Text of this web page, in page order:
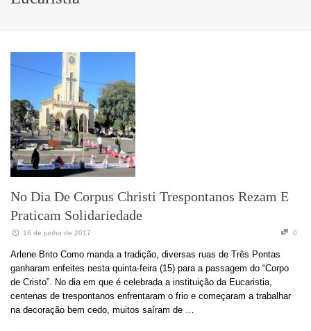
No Dia De Corpus Christi Trespontanos Rezam E
Praticam Solidariedade
16 de junho de 2017 0
Arlene Brito Como manda a tradição, diversas ruas de Três Pontas
ganharam enfeites nesta quinta-feira (15) para a passagem do “Corpo
de Cristo”. No dia em que é celebrada a instituição da Eucaristia,
centenas de trespontanos enfrentaram o frio e começaram a trabalhar
na decoração bem cedo, muitos saíram de …